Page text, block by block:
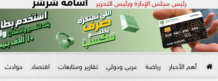
أهم الأخبار رياضة عربي ودولي تقارير ومتابعات اقتصاد حوادث